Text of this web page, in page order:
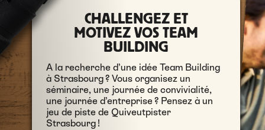
CHALLENGEZ ET
MOTIVEZ VOS TEAM
BUILDING
A la recherche d’une idée Team Building
à Strasbourg ? Vous organisez un
séminaire, une journée de convivialité,
une journée d’entreprise ? Pensez à un
jeu de piste de Quiveutpister
Strasbourg !